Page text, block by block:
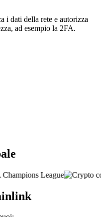
i dati della rete e autorizza
ad esempio la 2FA.